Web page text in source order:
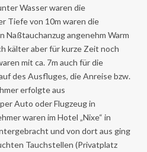
Wasser waren die
Tiefe von 10m waren die
Naßtauchanzug angenehm Warm
kälter aber für kurze Zeit noch
mit ca. 7m auch für die
des Ausfluges, die Anreise bzw.
erfolgte aus
Auto oder Flugzeug in
waren im Hotel „Nixe“ in
und von dort aus ging
Tauchstellen (Privatplatz